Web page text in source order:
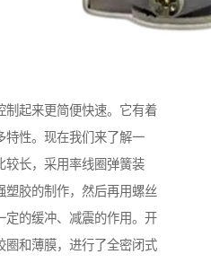
制起来更简便快速。它有着
特性。现在我们来了解一
较长，采用率线圈弹簧装
塑胶的制作，然后再用螺丝
定的缓冲、减震的作用。开
圈和薄膜，进行了全密闭式